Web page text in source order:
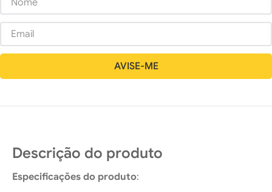
Descrição do produto
Especificações do produto: